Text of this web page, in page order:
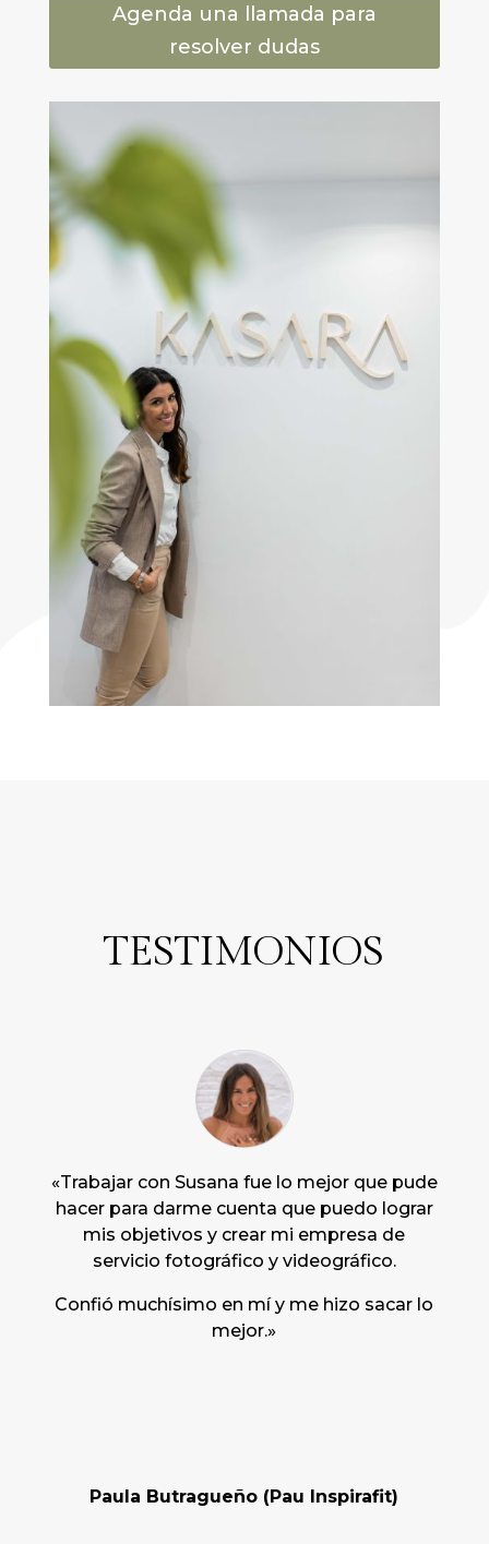
Agenda una llamada para
resolver dudas
TESTIMONIOS
«Trabajar con Susana fue lo mejor que pude
hacer para darme cuenta que puedo lograr
mis objetivos y crear mi empresa de
servicio fotográfico y videográfico.
Confió muchísimo en mí y me hizo sacar lo
mejor.»
Paula Butragueño (Pau Inspirafit)